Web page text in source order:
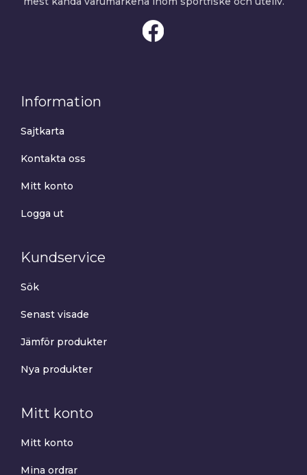
Information
Sajtkarta
Kontakta oss
Mitt konto
Logga ut
Kundservice
Sök
Senast visade
Jämför produkter
Nya produkter
Mitt konto
Mitt konto
Mina ordrar